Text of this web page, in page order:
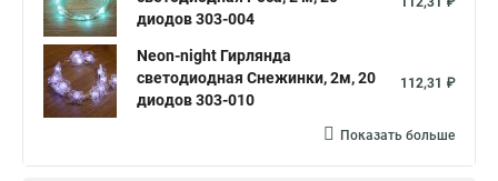
диодов 303-004
Neon-night Гирлянда
светодиодная Снежинки, 2м, 20
диодов 303-010
112,31 ₽
Показать больше